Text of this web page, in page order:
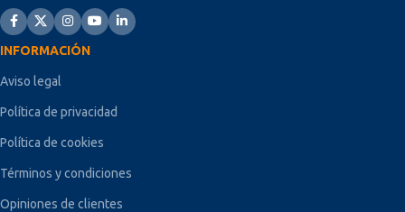
INFORMACIÓN
Aviso legal
Política de privacidad
Política de cookies
Términos y condiciones
Opiniones de clientes